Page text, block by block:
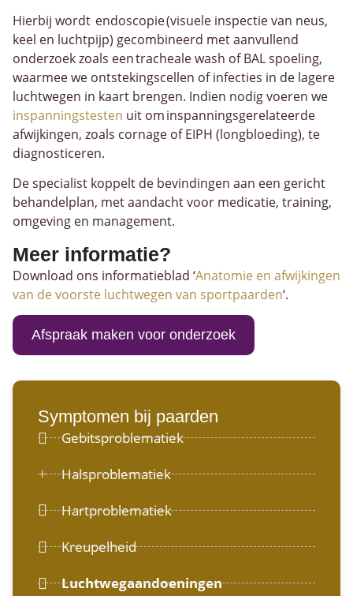
Hierbij wordt endoscopie (visuele inspectie van neus,
keel en luchtpijp) gecombineerd met aanvullend
onderzoek zoals een tracheale wash of BAL spoeling,
waarmee we ontstekingscellen of infecties in de lagere
luchtwegen in kaart brengen. Indien nodig voeren we
inspanningstesten uit om inspanningsgerelateerde
afwijkingen, zoals cornage of EIPH (longbloeding), te
diagnosticeren.
De specialist koppelt de bevindingen aan een gericht
behandelplan, met aandacht voor medicatie, training,
omgeving en management.
Meer informatie?
Download ons informatieblad ‘Anatomie en afwijkingen
van de voorste luchtwegen van sportpaarden‘.
Afspraak maken voor onderzoek
Symptomen bij paarden
Gebitsproblematiek
Halsproblematiek
Hartproblematiek
Kreupelheid
Luchtwegaandoeningen